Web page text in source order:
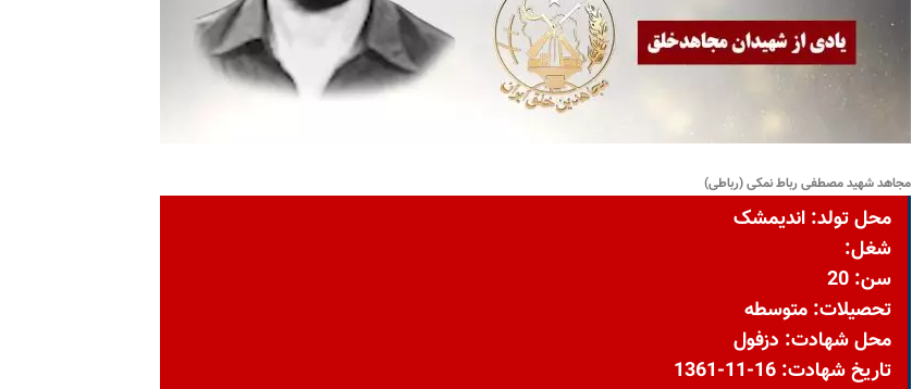
مجاهد شهید مصطفی رباط نمکی (رباطی)
محل تولد: انديمشک
شغل:
سن: 20
تحصیلات: متوسطه
محل شهادت: دزفول
تاریخ شهادت: 16-11-1361